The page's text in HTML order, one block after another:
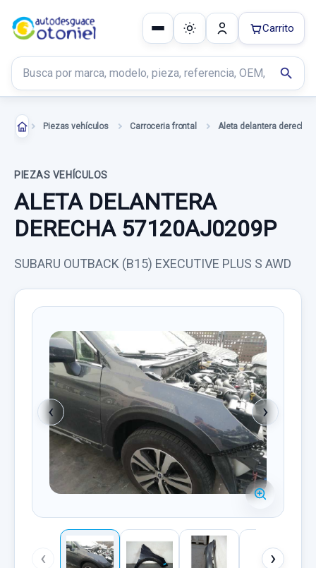
Buscar productos
search
Carrito
Piezas vehículos Carroceria frontal Aleta delantera derecha
PIEZAS VEHÍCULOS
ALETA DELANTERA
DERECHA 57120AJ0209P
SUBARU OUTBACK (B15) EXECUTIVE PLUS S AWD
‹ ›
‹ ›